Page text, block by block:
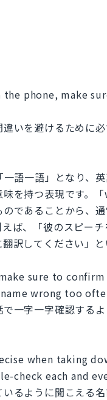
the phone, make
違いを避けるために
語一語」となり、
味を持つ表現です
であることから、
ば、「彼のスピー
訳してください」と
sure to
wrong too
一字一字確認する
when taking
check each and
るように聞こえる